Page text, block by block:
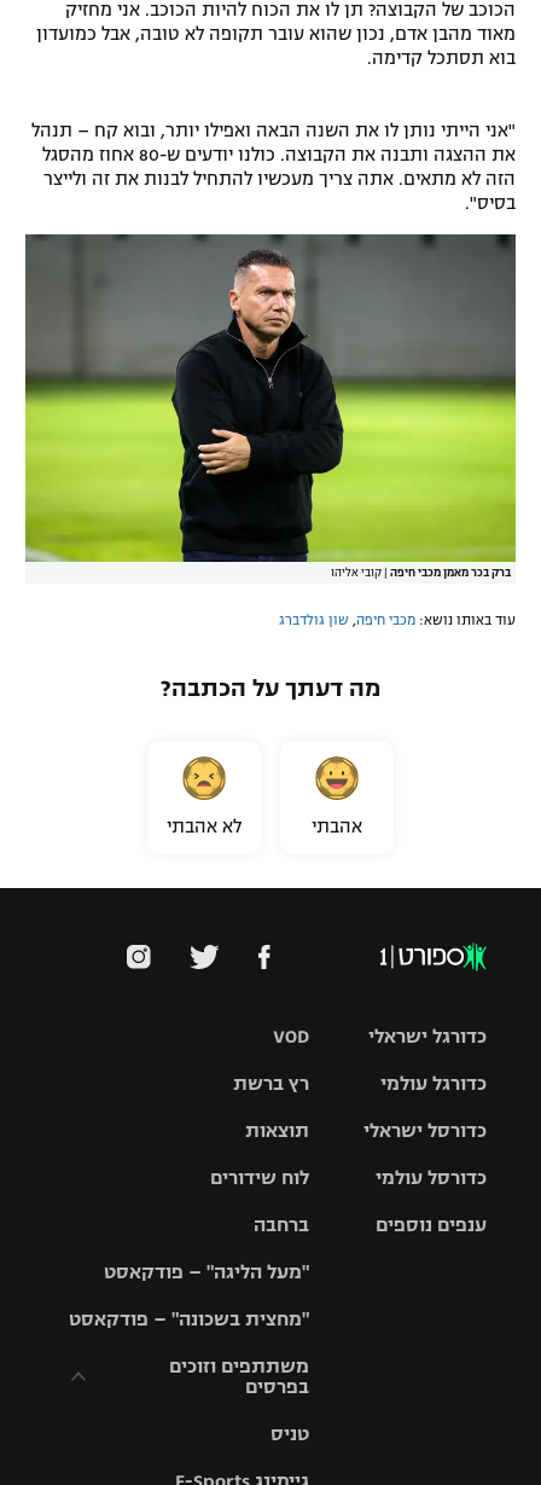
הכוכב של הקבוצה? תן לו את הכוח להיות הכוכב. אני מחזיק
מאוד מהבן אדם, נכון שהוא עובר תקופה לא טובה, אבל כמועדון
בוא תסתכל קדימה.
"אני הייתי נותן לו את השנה הבאה ואפילו יותר, ובוא קח – תנהל
את ההצגה ותבנה את הקבוצה. כולנו יודעים ש-80 אחוז מהסגל
הזה לא מתאים. אתה צריך מעכשיו להתחיל לבנות את זה ולייצר
בסיס".
ברק בכר מאמן מכבי חיפה קובי אליהו
עוד באותו נושא: מכבי חיפה שון גולדברג
מה דעתך על הכתבה?
אהבתי לא אהבתי
VOD
רץ ברשת
תוצאות
לוח שידורים
ברחבה
"מעל הליגה" – פודקאסט
"מחצית בשכונה" – פודקאסט
משתתפים וזוכים
בפרסים
וזוכים בפרסים
טניס
גיימינג E-Sports
כדורגל ישראלי
גביע הטוטו
כדורגל עולמי
האלופות
ליגה
כדורסל ישראלי
סל
כדורסל עולמי
ענפים נוספים